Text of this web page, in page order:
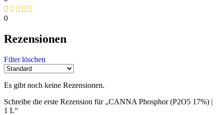
0
Rezensionen
Filter löschen
Es gibt noch keine Rezensionen.
Schreibe die erste Rezension für „CANNA Phosphor (P2O5 17%) |
1 L“